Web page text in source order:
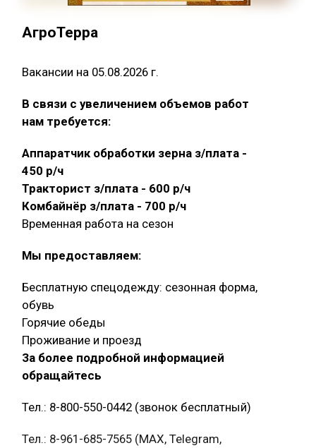
АгроТерра
Вакансии на 05.08.2026 г.
В связи с увеличением объемов работ
нам требуется:
Аппаратчик обработки зерна з/плата -
450 р/ч
Тракторист з/плата - 600 р/ч
Комбайнёр з/плата - 700 р/ч
Временная работа на сезон
Мы предоставляем:
Бесплатную спецодежду: сезонная форма,
обувь
Горячие обеды
Проживание и проезд
За более подробной информацией
обращайтесь
Тел.: 8-800-550-0442 (звонок бесплатный)
Тел.: 8-961-685-7565 (МАХ, Telegram,